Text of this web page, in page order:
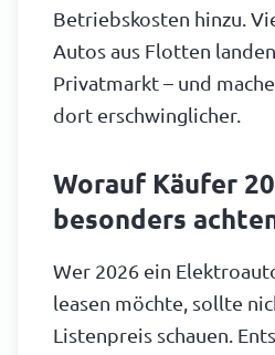
Betriebskosten hinzu.
Autos aus Flotten
Privatmarkt – und
dort erschwinglicher.
Worauf Käufer
besonders
Wer 2026 ein
leasen möchte, sollte
Listenpreis schauen.